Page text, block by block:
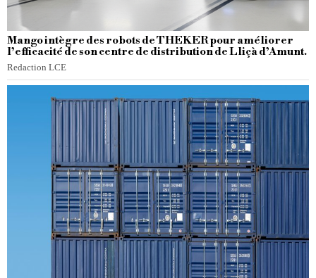
Mango intègre des robots de THEKER pour améliorer
l’efficacité de son centre de distribution de Lliçà d’Amunt.
Redaction LCE